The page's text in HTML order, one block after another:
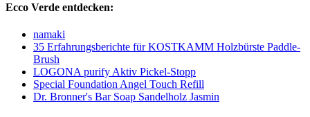
Ecco Verde entdecken:
namaki
35 Erfahrungsberichte für KOSTKAMM Holzbürste Paddle-
Brush
LOGONA purify Aktiv Pickel-Stopp
Special Foundation Angel Touch Refill
Dr. Bronner's Bar Soap Sandelholz Jasmin